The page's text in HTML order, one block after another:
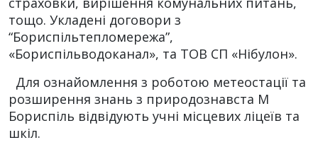
тощо. Укладені договори з
“Бориспільтепломережа”,
«Бориспільводоканал», та ТОВ СП «Нібулон».
Для ознайомлення з роботою метеостації та
розширення знань з природознавста М
Бориспіль відвідують учні місцевих ліцеїв та
шкіл.